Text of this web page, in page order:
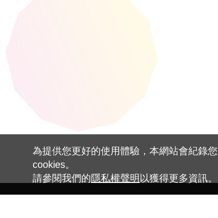
為提供您更好的使用體驗，本網站會紀錄
cookies。
請參閱我們的隱私權聲明 以獲得更多資訊。